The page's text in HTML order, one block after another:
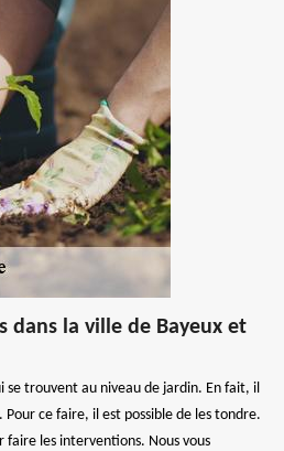
dans la ville de Bayeux et
se trouvent au niveau de jardin. En fait, il
ce faire, il est possible de les tondre.
les interventions. Nous vous